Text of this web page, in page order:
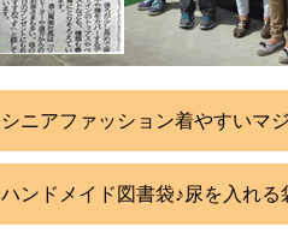
シニアファッション着やすいマ
ハンドメイド図書袋♪尿を入れる